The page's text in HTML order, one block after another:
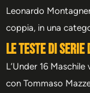
Leonardo
coppia, in una
Le teste di
L’Under 16
con Tommaso